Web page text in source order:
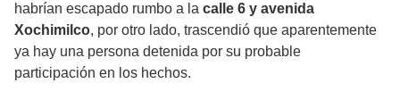
habrían escapado rumbo a la calle 6 y avenida
Xochimilco, por otro lado, trascendió que aparentemente
ya hay una persona detenida por su probable
participación en los hechos.